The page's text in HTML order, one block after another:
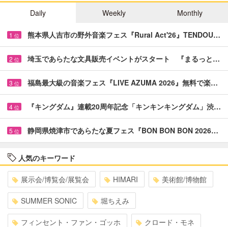
Daily
Weekly Monthly
1 位 熊本県人吉市の野外音楽フェス『Rural Act'26』TENDOU…
2 位 埼玉であらたな文具販売イベントがスタート 『まるっと…
3 位 福島最大級の音楽フェス『LIVE AZUMA 2026』無料で楽…
4 位 『キングダム』連載20周年記念「キンキンキングダム」渋…
5 位 静岡県焼津市であらたな夏フェス『BON BON BON 2026…
人気のキーワード
展示会/博覧会/展覧会 HIMARI 美術館/博物館
SUMMER SONIC 堀ちえみ
フィンセント・ファン・ゴッホ クロード・モネ